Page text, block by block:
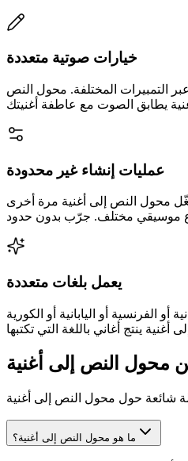
خيارات صوتية متعددة
التمبيرات المختلفة. محول النص
عمليات إنشاء غير محدودة
محول النص إلى أغنية مرة أخرى
يعمل بلغات متعددة
أو الفرنسية أو اليابانية أو الكورية
محول النص إلى أغنية
شائعة حول محول النص إلى أغنية
ما هو محول النص إلى أغنية؟